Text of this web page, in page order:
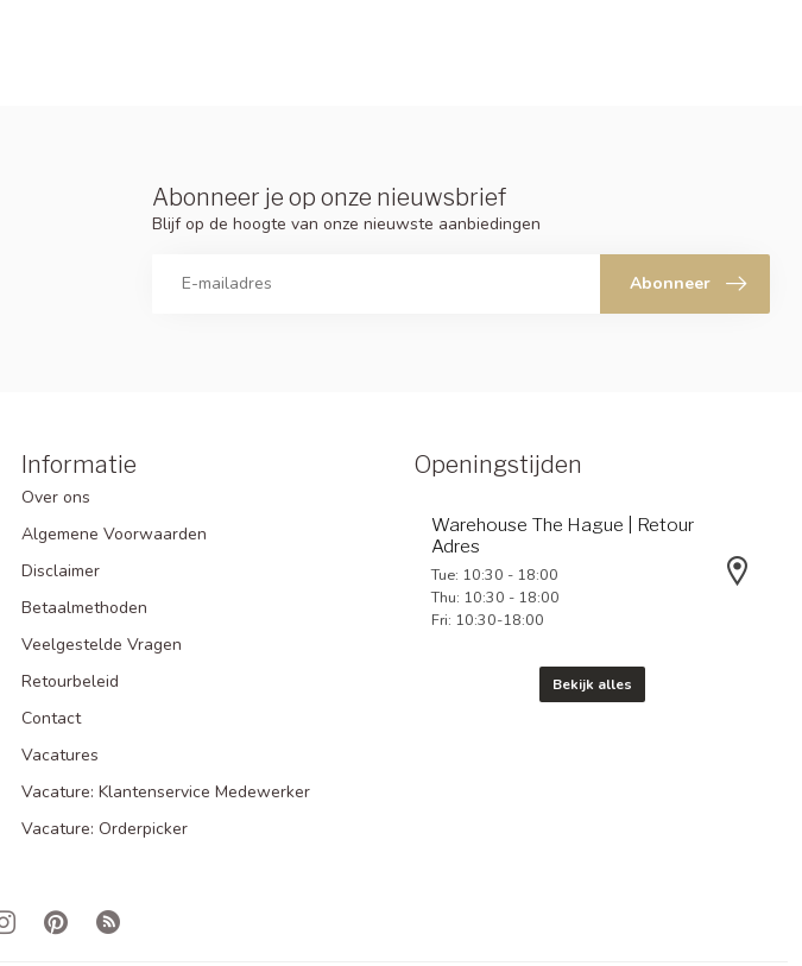
Abonneer je op onze nieuwsbrief
Blijf op de hoogte van onze nieuwste aanbiedingen
Abonneer
Informatie
Over ons
Algemene Voorwaarden
Disclaimer
Betaalmethoden
Veelgestelde Vragen
Retourbeleid
Contact
Vacatures
Vacature: Klantenservice Medewerker
Vacature: Orderpicker
Openingstijden
Warehouse The Hague | Retour
Adres
Tue: 10:30 - 18:00
Thu: 10:30 - 18:00
Fri: 10:30-18:00
Bekijk alles